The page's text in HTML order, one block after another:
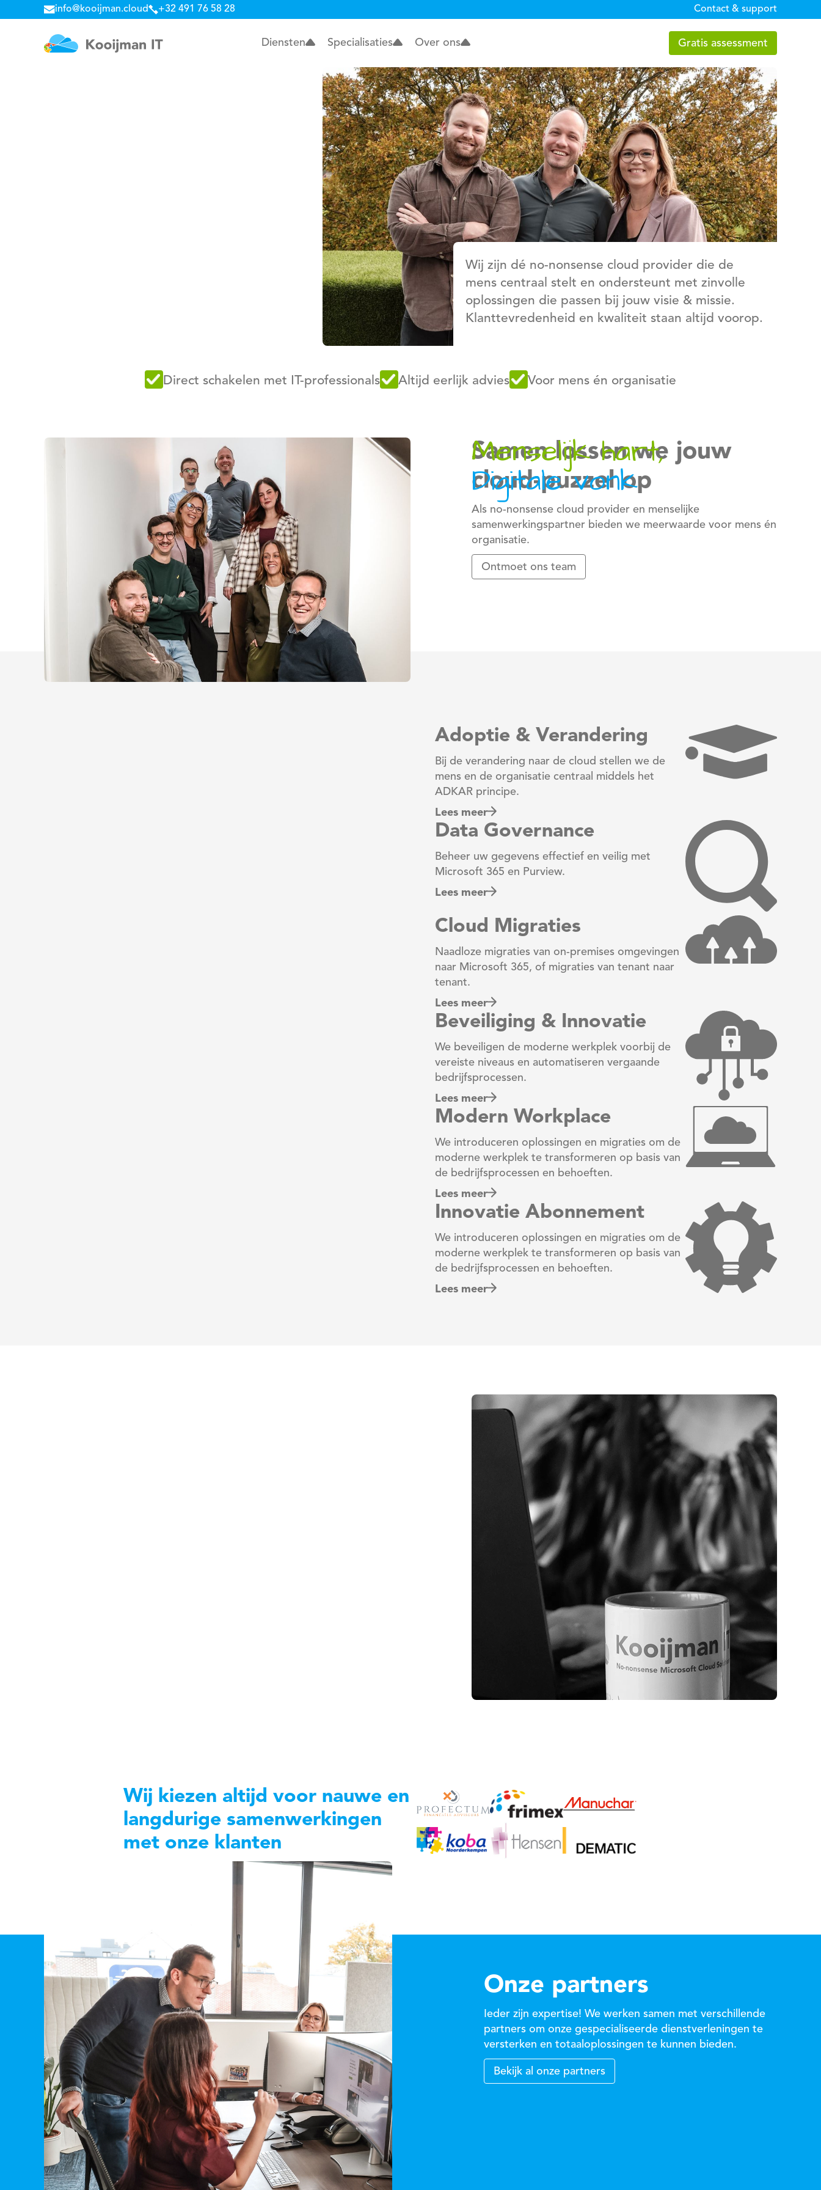
info@kooijman.cloud +32 491 76 58 28 Contact & support
Diensten Specialisaties Over ons Gratis assessment
Wij zijn dé no-nonsense cloud provider die de
mens centraal stelt en ondersteunt met zinvolle
oplossingen die passen bij jouw visie & missie.
Klanttevredenheid en kwaliteit staan altijd voorop.
Direct schakelen met IT-professionals Altijd eerlijk advies Voor mens én organisatie
Samen lossen we jouw
cloud-puzzel op
Als no-nonsense cloud provider en menselijke
samenwerkingspartner bieden we meerwaarde voor mens én
organisatie.
Ontmoet ons team
Menselijk hart,
Digitale vonk
Adoptie & Verandering
Bij de verandering naar de cloud stellen we de
mens en de organisatie centraal middels het
ADKAR principe.
Lees meer
Data Governance
Beheer uw gegevens effectief en veilig met
Microsoft 365 en Purview.
Lees meer
Cloud Migraties
Naadloze migraties van on-premises omgevingen
naar Microsoft 365, of migraties van tenant naar
tenant.
Lees meer
Beveiliging & Innovatie
We beveiligen de moderne werkplek voorbij de
vereiste niveaus en automatiseren vergaande
bedrijfsprocessen.
Lees meer
Modern Workplace
We introduceren oplossingen en migraties om de
moderne werkplek te transformeren op basis van
de bedrijfsprocessen en behoeften.
Lees meer
Innovatie Abonnement
We introduceren oplossingen en migraties om de
moderne werkplek te transformeren op basis van
de bedrijfsprocessen en behoeften.
Lees meer
Wij kiezen altijd voor nauwe en
langdurige samenwerkingen
met onze klanten
Onze partners
Ieder zijn expertise! We werken samen met verschillende
partners om onze gespecialiseerde dienstverleningen te
versterken en totaaloplossingen te kunnen bieden.
Bekijk al onze partners